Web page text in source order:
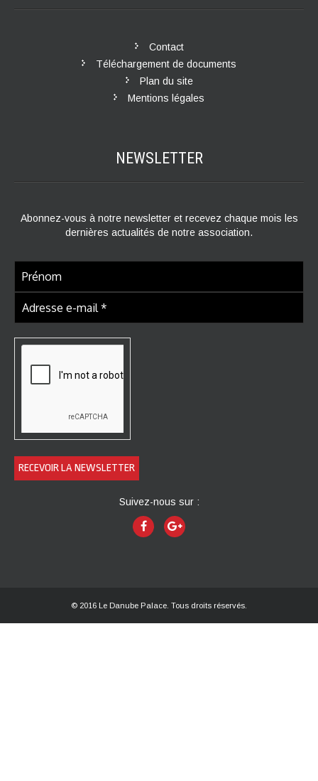
Contact
Téléchargement de documents
Plan du site
Mentions légales
NEWSLETTER
Abonnez-vous à notre newsletter et recevez chaque mois les
dernières actualités de notre association.
Suivez-nous sur :
© 2016 Le Danube Palace. Tous droits réservés.